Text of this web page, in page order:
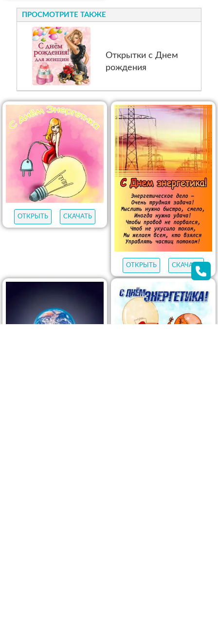
ПРОСМОТРИТЕ ТАКЖЕ
Открытки с Днем
рождения
ОТКРЫТЬ СКАЧАТЬ
ОТКРЫТЬ СКАЧАТЬ